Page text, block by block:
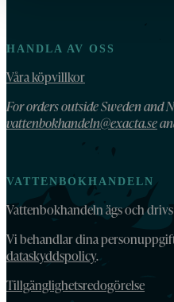
HANDLA AV OSS
Våra köpvillkor
For orders outside Sweden and
vattenbokhandeln@exacta.se
VATTENBOKHANDELN
Vattenbokhandeln ägs och
Vi behandlar dina
dataskyddspolicy.
Tillgänglighetsredogörelse